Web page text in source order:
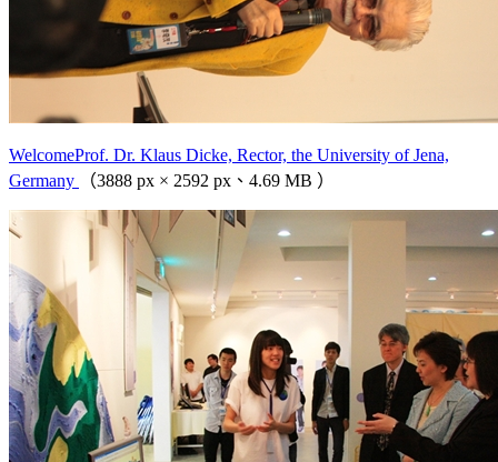
WelcomeProf. Dr. Klaus Dicke, Rector, the University of Jena,
Germany
（3888 px × 2592 px、4.69 MB ）